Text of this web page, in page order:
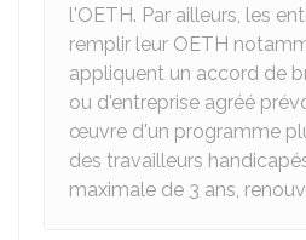
l'OETH. Par ailleurs, les
remplir leur OETH
appliquent un accord de
ou d'entreprise agréé
œuvre d'un programme
des travailleurs
maximale de 3 ans,